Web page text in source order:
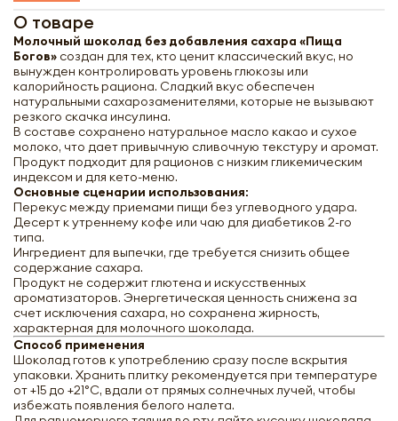
О товаре
Молочный шоколад без добавления сахара «Пища
Богов» создан для тех, кто ценит классический вкус, но
вынужден контролировать уровень глюкозы или
калорийность рациона. Сладкий вкус обеспечен
натуральными сахарозаменителями, которые не вызывают
резкого скачка инсулина.
В составе сохранено натуральное масло какао и сухое
молоко, что дает привычную сливочную текстуру и аромат.
Продукт подходит для рационов с низким гликемическим
индексом и для кето-меню.
Основные сценарии использования:
Перекус между приемами пищи без углеводного удара.
Десерт к утреннему кофе или чаю для диабетиков 2-го
типа.
Ингредиент для выпечки, где требуется снизить общее
содержание сахара.
Продукт не содержит глютена и искусственных
ароматизаторов. Энергетическая ценность снижена за
счет исключения сахара, но сохранена жирность,
характерная для молочного шоколада.
Способ применения
Шоколад готов к употреблению сразу после вскрытия
упаковки. Хранить плитку рекомендуется при температуре
от +15 до +21°C, вдали от прямых солнечных лучей, чтобы
избежать появления белого налета.